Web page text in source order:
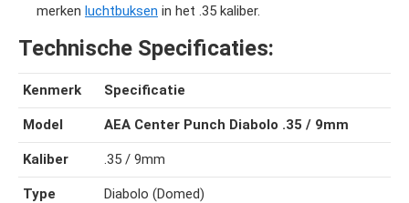
merken luchtbuksen in het .35 kaliber.
Technische Specificaties:
Kenmerk Specificatie
Model AEA Center Punch Diabolo .35 / 9mm
Kaliber .35 / 9mm
Type Diabolo (Domed)